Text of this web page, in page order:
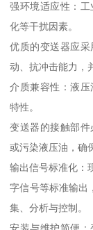
强环境适应性：
化等干扰因素。
优质的变送器应
动、抗冲击能力，
介质兼容性：液
特性。
变送器的接触部
或污染液压油，确
输出信号标准化：
字信号等标准输出
集、分析与控制。